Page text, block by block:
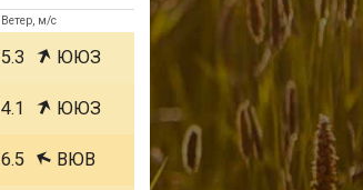
Ветер, м/с
5.3 ЮЮЗ
4.1 ЮЮЗ
6.5 ВЮВ